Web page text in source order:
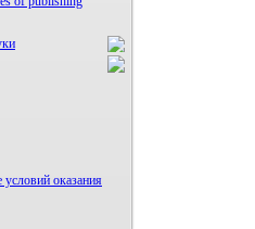
оказания